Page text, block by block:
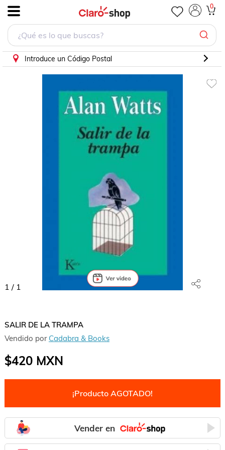
0
Introduce un Código Postal
1 / 1
SALIR DE LA TRAMPA
Vendido por Cadabra & Books
$420MXN
¡Producto AGOTADO!
Vender en